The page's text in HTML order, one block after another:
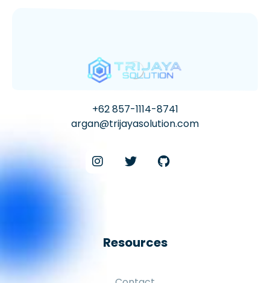
+62 857-1114-8741
argan@trijayasolution.com
Resources